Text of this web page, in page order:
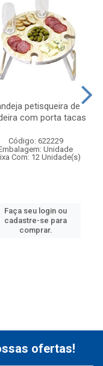
petisqueira de
com porta tacas
Código: 622229
Unidade
Com: 12 Unidade(s)
Faça seu login ou
cadastre-se para
comprar.
ofertas!